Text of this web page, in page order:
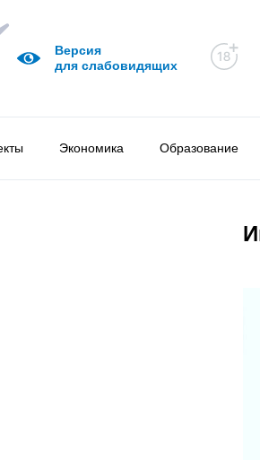
Версия
для слабовидящих
Экономика Образование